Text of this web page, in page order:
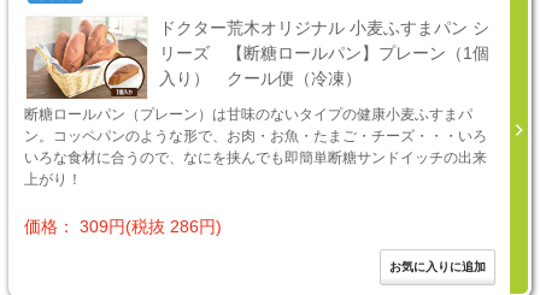
ドクター荒木オリジナル 小麦ふすまパン シ
リーズ 【断糖ロールパン】プレーン（1個
入り） クール便（冷凍）
断糖ロールパン（プレーン）は甘味のないタイプの健康小麦ふすまパ
ン。コッペパンのような形で、お肉・お魚・たまご・チーズ・・・いろ
いろな食材に合うので、なにを挟んでも即簡単断糖サンドイッチの出来
上がり！
価格： 309円(税抜 286円)